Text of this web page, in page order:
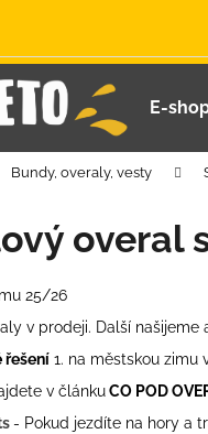
E-
Bundy, overaly, vesty
overal
25/26
v prodeji. Další našijeme
řešení 1. na městskou zimu
v článkuCO POD
- Pokud jezdíte na hory a